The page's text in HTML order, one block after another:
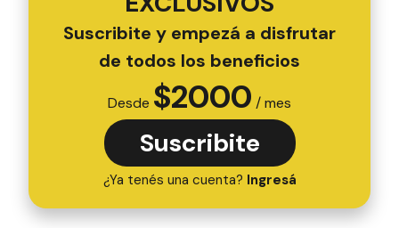
Suscribite y empezá a disfrutar
de todos los beneficios
Desde $2000 / mes
Suscribite
¿Ya tenés una cuenta? Ingresá